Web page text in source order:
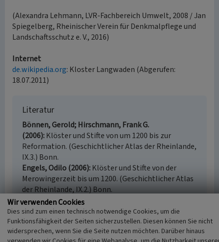
(Alexandra Lehmann, LVR-Fachbereich Umwelt, 2008 / Jan
Spiegelberg, Rheinischer Verein für Denkmalpflege und
Landschaftsschutz e. V., 2016)
Internet
de.wikipedia.org: Kloster Langwaden (Abgerufen:
18.07.2011)
Literatur
Bönnen, Gerold; Hirschmann, Frank G.
(2006) Klöster und Stifte von um 1200 bis zur
Reformation. (Geschichtlicher Atlas der Rheinlande,
IX.3.) Bonn.
Engels, Odilo (2006) Klöster und Stifte von der
Merowingerzeit bis um 1200. (Geschichtlicher Atlas
der Rheinlande, IX.2.) Bonn.
Landschaftsverband Rheinland; Landschaftsverband
Westfalen-Lippe (Hrsg.) (2010) Jakobswege. Wege
der Jakobspilger in Rheinland und Westfalen. Band
9: In 9 Etappen von Dortmund über Essen und
Wir verwenden Cookies
Dies sind zum einen technisch notwendige Cookies, um die
Funktionsfähigkeit der Seiten sicherzustellen. Diesen können Sie nicht
widersprechen, wenn Sie die Seite nutzen möchten. Darüber hinaus